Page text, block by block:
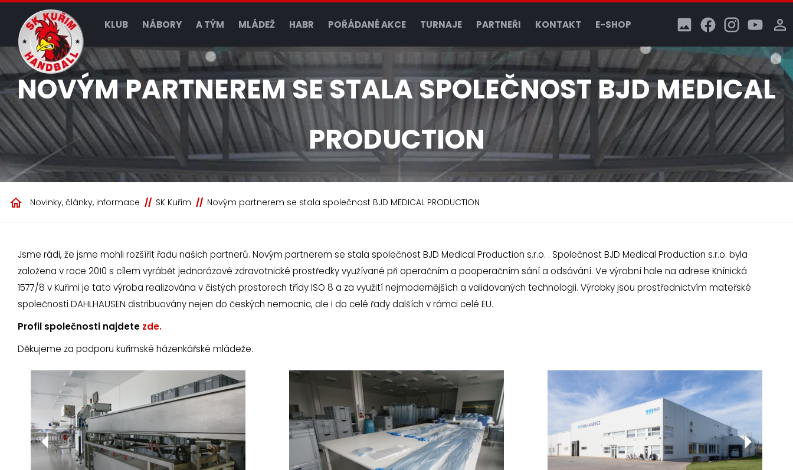
KLUB NÁBORY A TÝM MLÁDEŽ HABR POŘÁDANÉ AKCE TURNAJE PARTNEŘI KONTAKT E-SHOP
NOVÝM PARTNEREM SE STALA SPOLEČNOST BJD MEDICAL
PRODUCTION
Novinky, články, informace SK Kuřim Novým partnerem se stala společnost BJD MEDICAL PRODUCTION
Jsme rádi, že jsme mohli rozšířit řadu našich partnerů. Novým partnerem se stala společnost BJD Medical Production s.r.o. . Společnost BJD Medical Production s.r.o. byla
založena v roce 2010 s cílem vyrábět jednorázové zdravotnické prostředky využívané při operačním a pooperačním sání a odsávání. Ve výrobní hale na adrese Knínická
1577/8 v Kuřimi je tato výroba realizována v čistých prostorech třídy ISO 8 a za využití nejmodernějších a validovaných technologii. Výrobky jsou prostřednictvím mateřské
společnosti DAHLHAUSEN distribuovány nejen do českých nemocnic, ale i do celé řady dalších v rámci celé EU.
Profil společnosti najdete zde.
Děkujeme za podporu kuřimské házenkářské mládeže.